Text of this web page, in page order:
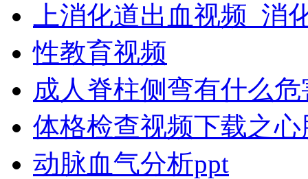
上消化道出血视频_消
性教育视频
成人脊柱侧弯有什么
体格检查视频下载之
动脉血气分析ppt